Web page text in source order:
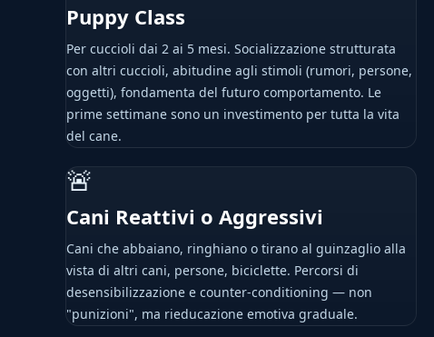
Puppy Class
Per cuccioli dai 2 ai 5 mesi. Socializzazione strutturata
con altri cuccioli, abitudine agli stimoli (rumori, persone,
oggetti), fondamenta del futuro comportamento. Le
prime settimane sono un investimento per tutta la vita
del cane.
🚨
Cani Reattivi o Aggressivi
Cani che abbaiano, ringhiano o tirano al guinzaglio alla
vista di altri cani, persone, biciclette. Percorsi di
desensibilizzazione e counter-conditioning — non
"punizioni", ma rieducazione emotiva graduale.